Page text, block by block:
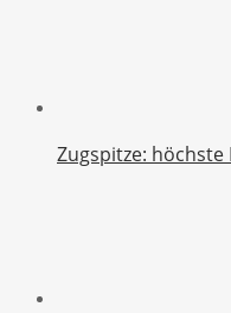
Zugspitze: